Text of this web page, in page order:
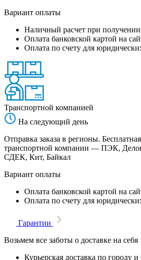
Вариант оплаты
Наличный расчет при получении
Оплата банковской картой на
Оплата по счету для
Транспортной компанией
На следующий день
Отправка заказа в регионы.
транспортной компании — ПЭК,
СДЕК, Кит, Байкал
Вариант оплаты
Оплата банковской картой на
Оплата по счету для
Гарантии
Возьмем все заботы о доставке на себя
Курьерская доставка по городу